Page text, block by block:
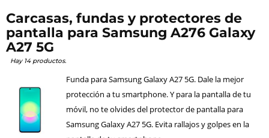
Carcasas, fundas y protectores de
pantalla para Samsung A276 Galaxy
A27 5G
Hay 14 productos.
Funda para Samsung Galaxy A27 5G. Dale la mejor
protección a tu smartphone. Y para la pantalla de tu
móvil, no te olvides del protector de pantalla para
Samsung Galaxy A27 5G. Evita rallajos y golpes en la